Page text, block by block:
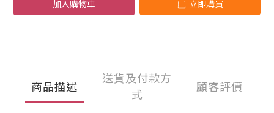
加入購物車 立即購買
商品描述
送貨及付款方
式
顧客評價